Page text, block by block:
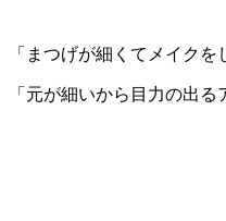
「まつげが細くてメイクを
「元が細いから目力の出る